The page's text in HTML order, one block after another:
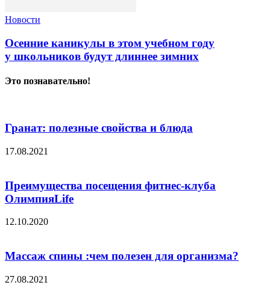
Новости
Осенние каникулы в этом учебном году
у школьников будут длиннее зимних
Это познавательно!
Гранат: полезные свойства и блюда
17.08.2021
Преимущества посещения фитнес-клуба
ОлимпияLife
12.10.2020
Массаж спины :чем полезен для организма?
27.08.2021